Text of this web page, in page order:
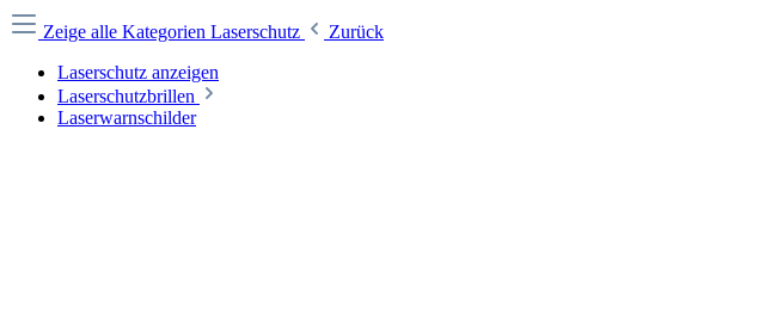
Zeige alle Kategorien Laserschutz
Zurück
Laserschutz anzeigen
Laserschutzbrillen
Laserwarnschilder